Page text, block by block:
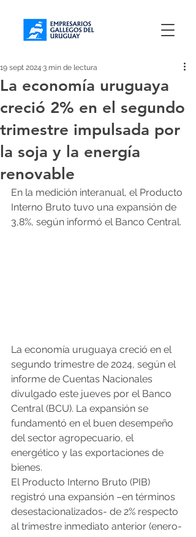
La economía uruguaya
creció 2% en el segundo
trimestre impulsada por
la soja y la energía
renovable
19 sept 2024 3 min de lectura
En la medición interanual, el Producto
Interno Bruto tuvo una expansión de
3,8%, según informó el Banco Central.
La economía uruguaya creció en el
segundo trimestre de 2024, según el
informe de Cuentas Nacionales
divulgado este jueves por el Banco
Central (BCU). La expansión se
fundamentó en el buen desempeño
del sector agropecuario, el
energético y las exportaciones de
bienes.
El Producto Interno Bruto (PIB)
registró una expansión –en términos
desestacionalizados- de 2% respecto
al trimestre inmediato anterior (enero-